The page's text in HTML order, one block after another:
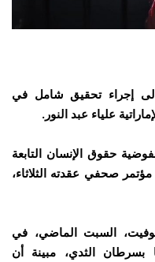
إلى إجراء تحقيق شامل في
علياء عبد النور.
حقوق الإنسان التابعة
صحفي عقدته الثلاثاء،
السبت الماضي، في
بسرطان الثدي، مبينة أن